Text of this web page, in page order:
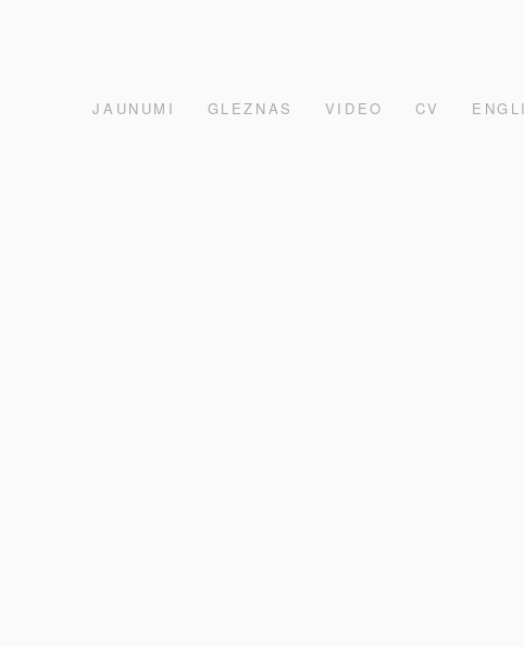
JAUNUMI GLEZNAS VIDEO CV